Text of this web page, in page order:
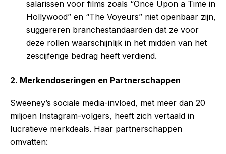
salarissen voor films zoals “Once Upon a Time in
Hollywood” en “The Voyeurs” niet openbaar zijn,
suggereren branchestandaarden dat ze voor
deze rollen waarschijnlijk in het midden van het
zescijferige bedrag heeft verdiend.
2. Merkendoseringen en Partnerschappen
Sweeney’s sociale media-invloed, met meer dan 20
miljoen Instagram-volgers, heeft zich vertaald in
lucratieve merkdeals. Haar partnerschappen
omvatten: